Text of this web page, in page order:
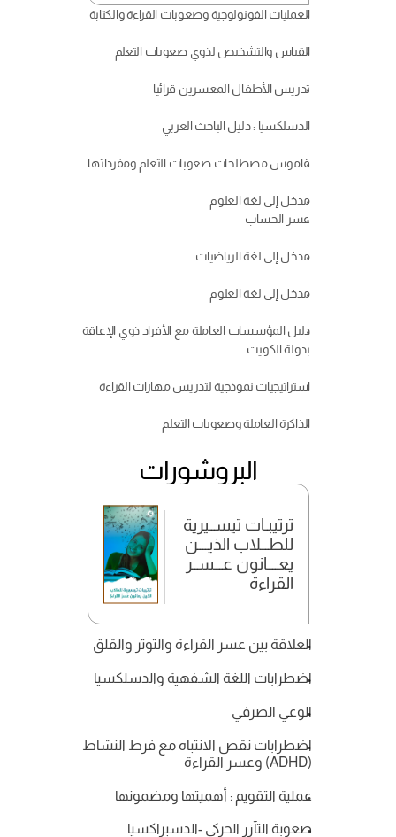
العمليات الفونولوجية وصعوبات القراءة والكتابة
القياس والتشخيص لذوي صعوبات التعلم
تدريس الأطفال المعسرين قرائيا
الدسلكسيا : دليل الباحث العربي
قاموس مصطلحات صعوبات التعلم ومفرداتها
مدخل إلى لغة العلوم
عسر الحساب
مدخل إلى لغة الرياضيات
مدخل إلى لغة العلوم
بدولة الكويت
استراتيجيات نموذجية لتدريس مهارات القراءة
الذاكرة العاملة وصعوبات التعلم
العلاقة بين عسر القراءة والتوتر والقلق
اضطرابات اللغة الشفهية والدسلكسيا
الوعي الصرفي
(ADHD) وعسر القراءة
عملية التقويم : أهميتها ومضمونها
البروشورات
ترتيبـات تيســيرية
للطـــلاب الذيــــن
يعــــانون عـــســر
القراءة
صعوبة التآزر الحركي -الدسبراكسيا